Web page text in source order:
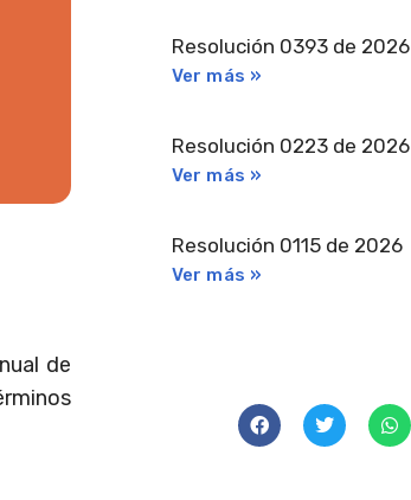
de
Resolución 0393 de 2026
Ver más »
Resolución 0223 de 2026
Ver más »
Resolución 0115 de 2026
Ver más »